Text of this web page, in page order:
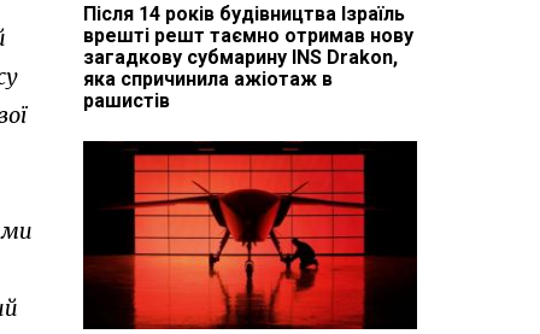
Після 14 років будівництва Ізраїль
врешті решт таємно отримав нову
загадкову субмарину INS Drakon,
яка спричинила ажіотаж в
рашистів